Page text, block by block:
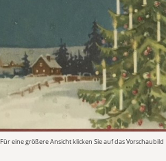
Für eine größere Ansicht klicken Sie auf das Vorschaubild